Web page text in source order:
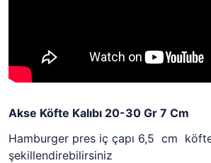
Akse Köfte Kalıbı 20-30 Gr 7 Cm
Hamburger pres iç çapı 6,5 cm
şekillendirebilirsiniz